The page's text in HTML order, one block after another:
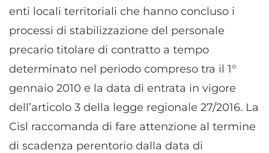
enti locali territoriali che hanno concluso i
processi di stabilizzazione del personale
precario titolare di contratto a tempo
determinato nel periodo compreso tra il 1°
gennaio 2010 e la data di entrata in vigore
dell’articolo 3 della legge regionale 27/2016. La
Cisl raccomanda di fare attenzione al termine
di scadenza perentorio dalla data di